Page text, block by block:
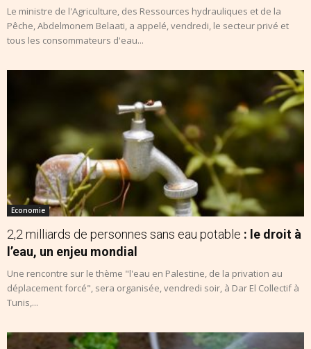
Le ministre de l'Agriculture, des Ressources hydrauliques et de la
Pêche, Abdelmonem Belaati, a appelé, vendredi, le secteur privé et
tous les consommateurs d'eau...
Economie
2,2 milliards de personnes sans eau potable : le droit à
l’eau, un enjeu mondial
Une rencontre sur le thème "l'eau en Palestine, de la privation au
déplacement forcé", sera organisée, vendredi soir, à Dar El Collectif à
Tunis,...